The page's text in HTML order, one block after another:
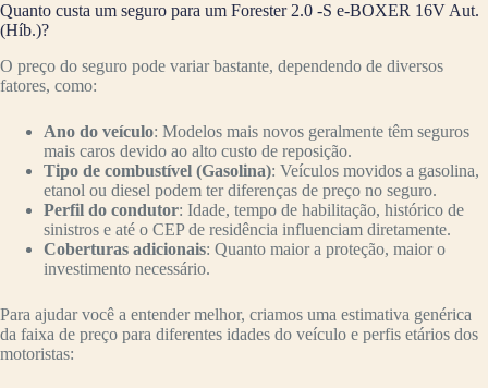
Quanto custa um seguro para um Forester 2.0 -S e-BOXER 16V Aut.
(Híb.)?
O preço do seguro pode variar bastante, dependendo de diversos
fatores, como:
Ano do veículo: Modelos mais novos geralmente têm seguros
mais caros devido ao alto custo de reposição.
Tipo de combustível (Gasolina): Veículos movidos a gasolina,
etanol ou diesel podem ter diferenças de preço no seguro.
Perfil do condutor: Idade, tempo de habilitação, histórico de
sinistros e até o CEP de residência influenciam diretamente.
Coberturas adicionais: Quanto maior a proteção, maior o
investimento necessário.
Para ajudar você a entender melhor, criamos uma estimativa genérica
da faixa de preço para diferentes idades do veículo e perfis etários dos
motoristas: